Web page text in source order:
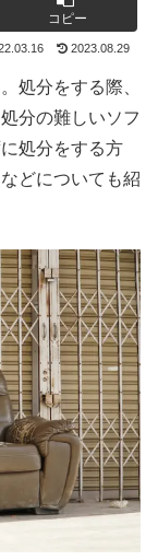
コピー
2023.08.29
処分をする際、
分の難しいソフ
処分をする方
どについても紹